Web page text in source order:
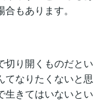
もあります。
切り開くものだとい
てなりたくないと思
生きてはいないとい